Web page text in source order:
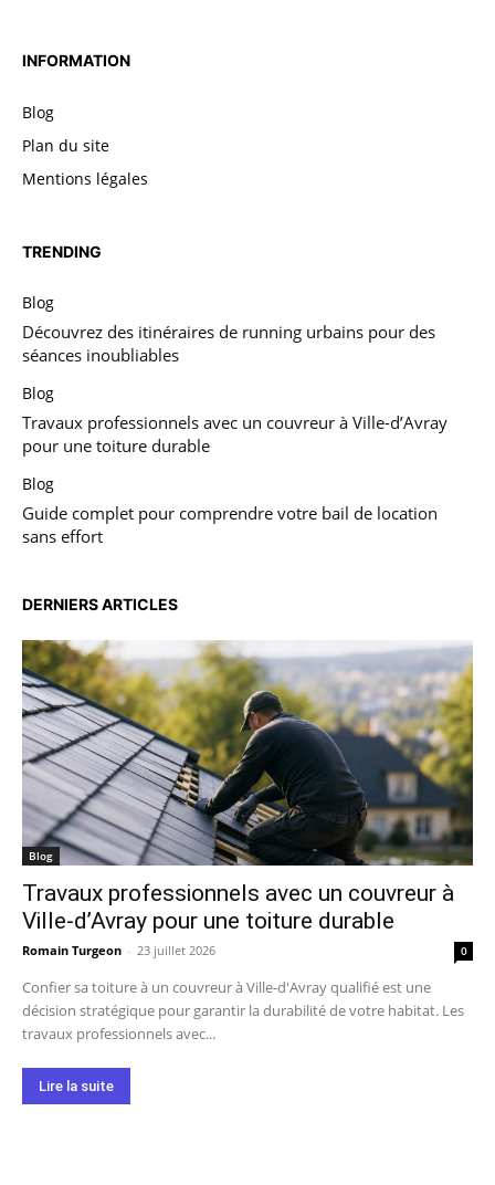
INFORMATION
Blog
Plan du site
Mentions légales
TRENDING
Blog
Découvrez des itinéraires de running urbains pour des
séances inoubliables
Blog
Travaux professionnels avec un couvreur à Ville-d’Avray
pour une toiture durable
Blog
Guide complet pour comprendre votre bail de location
sans effort
DERNIERS ARTICLES
Blog
Travaux professionnels avec un couvreur à
Ville-d’Avray pour une toiture durable
Romain Turgeon - 23 juillet 2026 0
Confier sa toiture à un couvreur à Ville-d'Avray qualifié est une
décision stratégique pour garantir la durabilité de votre habitat. Les
travaux professionnels avec...
Lire la suite